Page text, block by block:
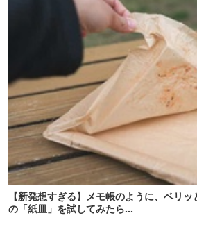
【新発想すぎる】メモ帳のように、ベリ
の「紙皿」を試してみたら…